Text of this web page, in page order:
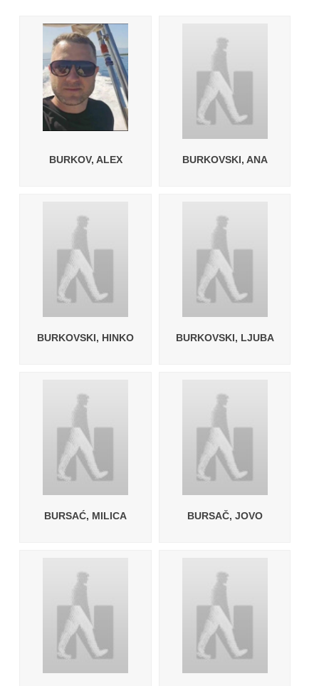
BURKOV, ALEX BURKOVSKI, ANA
BURKOVSKI, HINKO BURKOVSKI, LJUBA
BURSAĆ, MILICA BURSAČ, JOVO